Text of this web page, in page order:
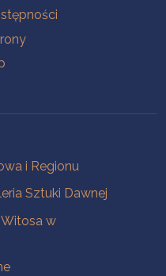
i Regionu
Sztuki Dawnej
w